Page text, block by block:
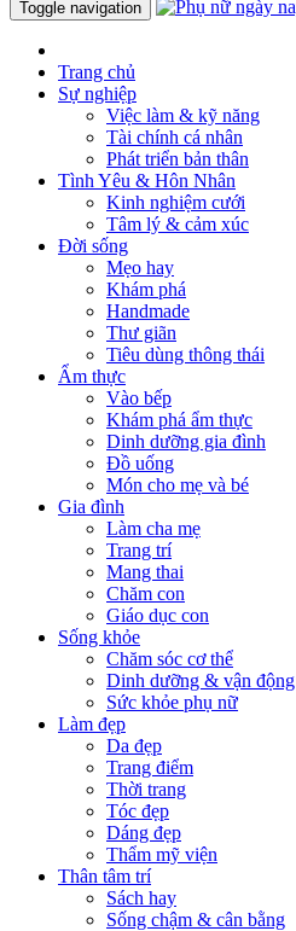
Toggle navigation
Trang chủ
Sự nghiệp
Việc làm & kỹ năng
Tài chính cá nhân
Phát triển bản thân
Tình Yêu & Hôn Nhân
Kinh nghiệm cưới
Tâm lý & cảm xúc
Đời sống
Mẹo hay
Khám phá
Handmade
Thư giãn
Tiêu dùng thông thái
Ẩm thực
Vào bếp
Khám phá ẩm thực
Dinh dưỡng gia đình
Đồ uống
Món cho mẹ và bé
Gia đình
Làm cha mẹ
Trang trí
Mang thai
Chăm con
Giáo dục con
Sống khỏe
Chăm sóc cơ thể
Dinh dưỡng & vận động
Sức khỏe phụ nữ
Làm đẹp
Da đẹp
Trang điểm
Thời trang
Tóc đẹp
Dáng đẹp
Thẩm mỹ viện
Thân tâm trí
Sách hay
Sống chậm & cân bằng